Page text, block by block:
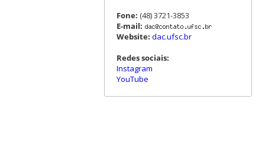
Fone: (48) 3721-3853
E-mail:
Website: dac.ufsc.br
Redes sociais:
Instagram
YouTube